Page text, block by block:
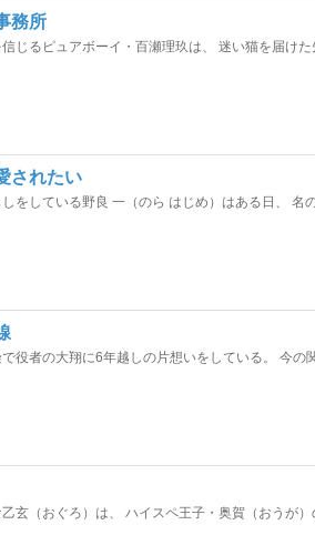
務所
じるピュアボーイ・百瀬理玖は、 迷い猫を届けた
されたい
をしている野良 一（のら はじめ）はある日、 名
役者の大翔に6年越しの片想いをしている。 今の
玄（おぐろ）は、 ハイスペ王子・奥賀（おうが）